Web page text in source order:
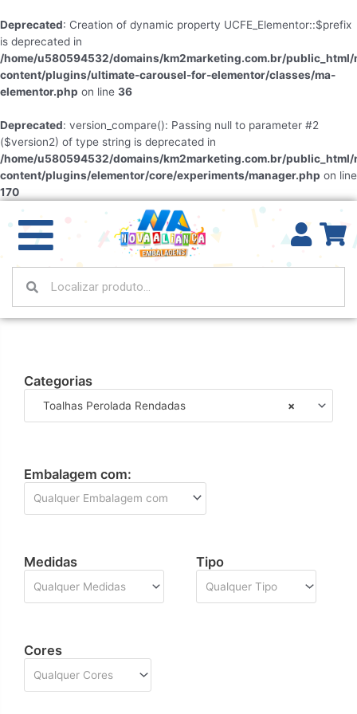
Deprecated: Creation of dynamic property UCFE_Elementor::$prefix
is deprecated in
/home/u580594532/domains/km2marketing.com.br/
content/plugins/ultimate-carousel-for-elementor/classes/ma-
elementor.php on line 36
Deprecated: version_compare(): Passing null to parameter #2
($version2) of type string is deprecated in
/home/u580594532/domains/km2marketing.com.br/
content/plugins/elementor/core/experiments/manager.php on line
170
Categorias
×
Toalhas Perolada Rendadas
Embalagem com:
Qualquer Embalagem com
Medidas
Qualquer Medidas
Tipo
Qualquer Tipo
Cores
Qualquer Cores